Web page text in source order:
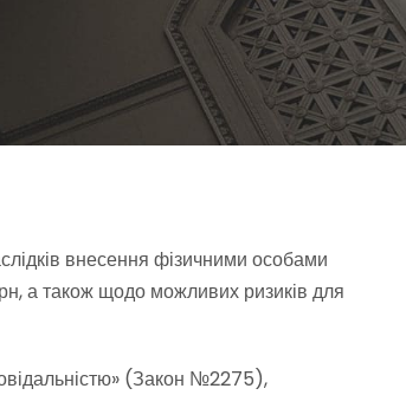
внесення фізичними особами
а також щодо можливих ризиків для
(Закон №2275),